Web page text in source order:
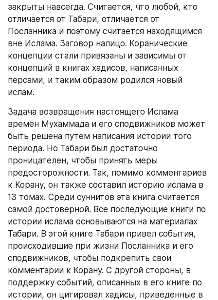
закрыты навсегда. Считается, что любой, кто
отличается от Табари, отличается от
Посланника и поэтому считается находящимся
вне Ислама. Заговор налицо. Коранические
концепции стали привязаны и зависимы от
концепций в книгах хадисов, написанных
персами, и таким образом родился новый
ислам.
Задача возвращения настоящего Ислама
времен Мухаммада и его сподвижников может
быть решена путем написания истории того
периода. Но Табари был достаточно
проницателен, чтобы принять меры
предосторожности. Так, помимо комментариев
к Корану, он также составил историю ислама в
13 томах. Среди суннитов эта книга считается
самой достоверной. Все последующие книги по
истории ислама основываются на материалах
Табари. В этой книге Табари привел события,
происходившие при жизни Посланника и его
сподвижников, чтобы подкрепить свои
комментарии к Корану. С другой стороны, в
поддержку событий, описанных в его книге по
истории, он цитировал хадисы, приведенные в